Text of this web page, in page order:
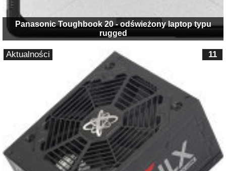
Panasonic Toughbook 20 - odświeżony laptop typu
rugged
11
Aktualności